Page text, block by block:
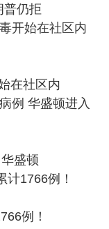
普仍拒
在社区内
盛顿
例！